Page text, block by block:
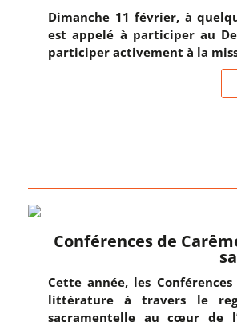
Dimanche 11 février, à
est appelé à participer au
participer activement à la
Conférences de
Cette année, les
littérature à travers le
sacramentelle au cœur de